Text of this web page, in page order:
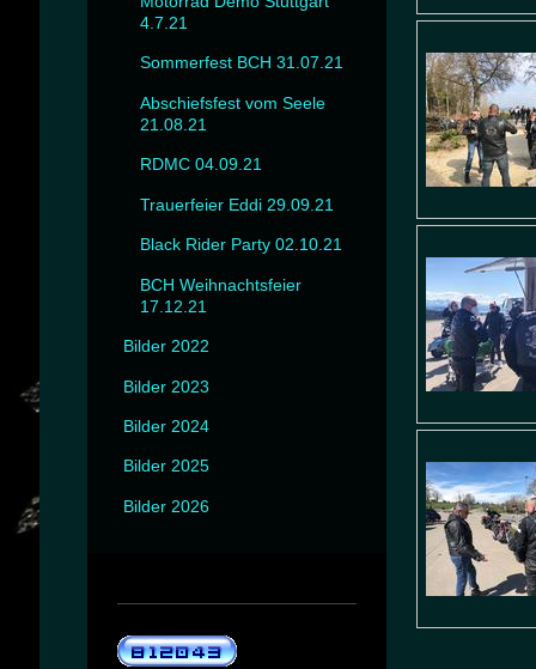
4.7.21
Sommerfest BCH 31.07.21
Abschiefsfest vom Seele
21.08.21
RDMC 04.09.21
Trauerfeier Eddi 29.09.21
Black Rider Party 02.10.21
BCH Weihnachtsfeier
17.12.21
Bilder 2022
Bilder 2023
Bilder 2024
Bilder 2025
Bilder 2026